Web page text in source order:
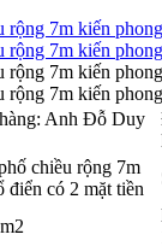
Anh Đỗ Duy
chiều rộng 7m
điển có 2 mặt tiền